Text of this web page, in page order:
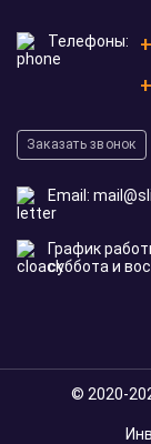
Телефоны:
Заказать звонок
Email:
График
суббота и
© 2020-